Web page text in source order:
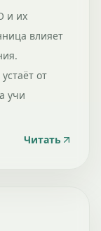
и их
влияет
от
учи
Читать